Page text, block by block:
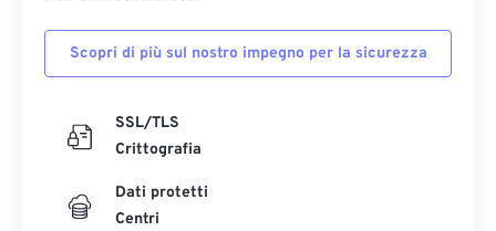
Scopri di più sul nostro impegno per la sicurezza
SSL/TLS
Crittografia
Dati protetti
Centri